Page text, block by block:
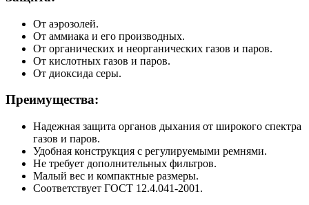
От аэрозолей.
От аммиака и его производных.
От органических и неорганических газов и паров.
От кислотных газов и паров.
От диоксида серы.
Преимущества:
Надежная защита органов дыхания от широкого спектра
газов и паров.
Удобная конструкция с регулируемыми ремнями.
Не требует дополнительных фильтров.
Малый вес и компактные размеры.
Соответствует ГОСТ 12.4.041-2001.